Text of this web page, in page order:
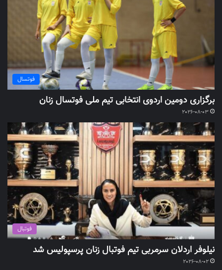
فوتسال
برگزاری دومین اردوی انتخابی تیم ملی فوتسال زنان
2026-08-03
فوتبال
نیلوفر اردلان سرمربی تیم فوتبال زنان پرسپولیس شد
2026-08-02